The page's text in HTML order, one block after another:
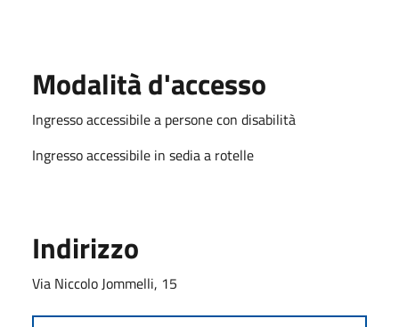
Modalità d'accesso
Ingresso accessibile a persone con disabilità
Ingresso accessibile in sedia a rotelle
Indirizzo
Via Niccolo Jommelli, 15